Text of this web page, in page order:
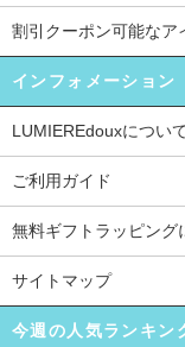
割引クーポン可能なア
インフォメーション
LUMIEREdouxについ
ご利用ガイド
無料ギフトラッピング
サイトマップ
今週の人気ランキン